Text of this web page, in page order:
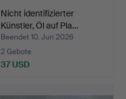
Nicht identifizierter
Künstler, Öl auf Pla…
Beendet 10. Jun 2026
2 Gebote
37 USD